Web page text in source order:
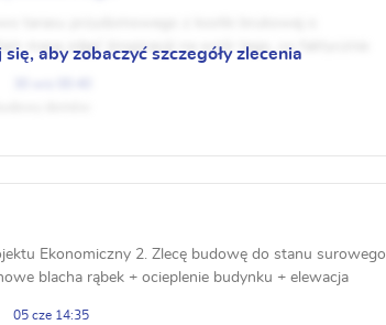
masę zdjęć (inspiracji) na wzór tego, co faktycznie
się, aby zobaczyć szczegóły zlecenia
Ekonomiczny 2. Zlecę budowę do stanu surowego
blacha rąbek + ocieplenie budynku + elewacja
05 cze 14:35